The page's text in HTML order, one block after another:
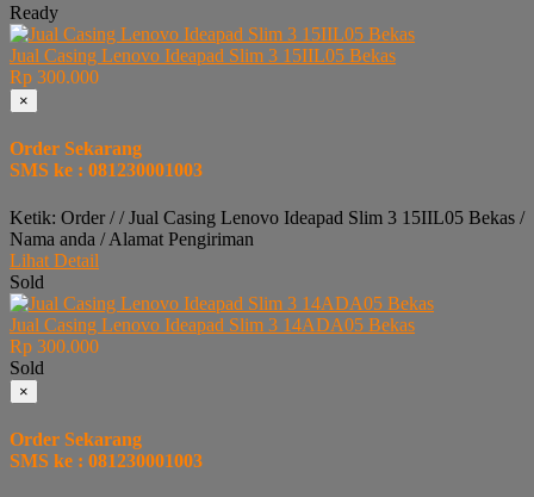
Ready
Jual Casing Lenovo Ideapad Slim 3 15IIL05 Bekas
Rp 300.000
×
Order Sekarang
SMS ke : 081230001003
Ketik: Order / / Jual Casing Lenovo Ideapad Slim 3 15IIL05 Bekas /
Nama anda / Alamat Pengiriman
Lihat Detail
Sold
Jual Casing Lenovo Ideapad Slim 3 14ADA05 Bekas
Rp 300.000
Sold
×
Order Sekarang
SMS ke : 081230001003